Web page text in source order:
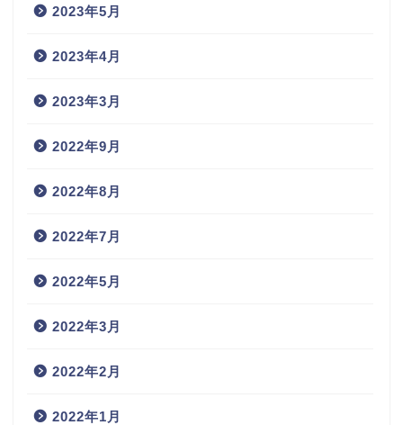
2023年5月
2023年4月
2023年3月
2022年9月
2022年8月
2022年7月
2022年5月
2022年3月
2022年2月
2022年1月